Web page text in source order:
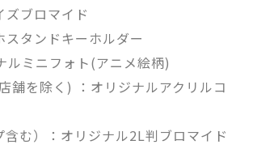
ブロマイド
タンドキーホルダー
ルミニフォト(アニメ絵柄)
舗を除く) ：オリジナルアクリルコ
む）：オリジナル2L判ブロマイド